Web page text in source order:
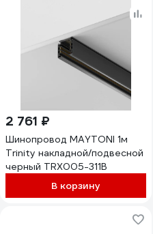
2 761 ₽
Шинопровод MAYTONI 1м
Trinity накладной/подвесной
черный TRX005-311B
В корзину